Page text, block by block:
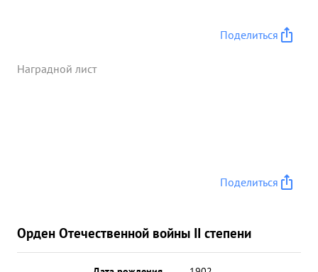
Поделиться
Наградной лист
Поделиться
Орден Отечественной войны II степени